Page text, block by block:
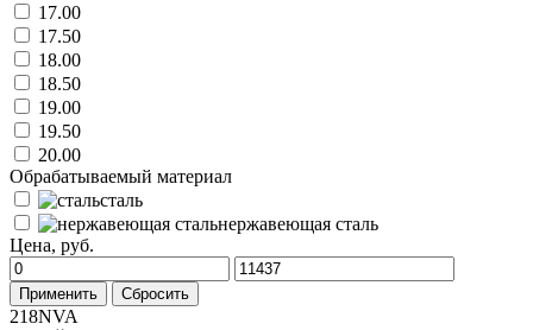
17.00
17.50
18.00
18.50
19.00
19.50
20.00
Обрабатываемый материал
сталь
нержавеющая сталь
Цена, руб.
Применить Сбросить
218NVA